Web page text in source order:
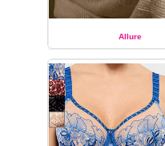
Allure
EMPREINTE